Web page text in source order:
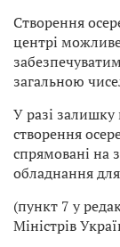
Створення
центрі
загальною
У разі залишку
створення
спрямовані на
обладнання
(пункт 7 у
Міністрів